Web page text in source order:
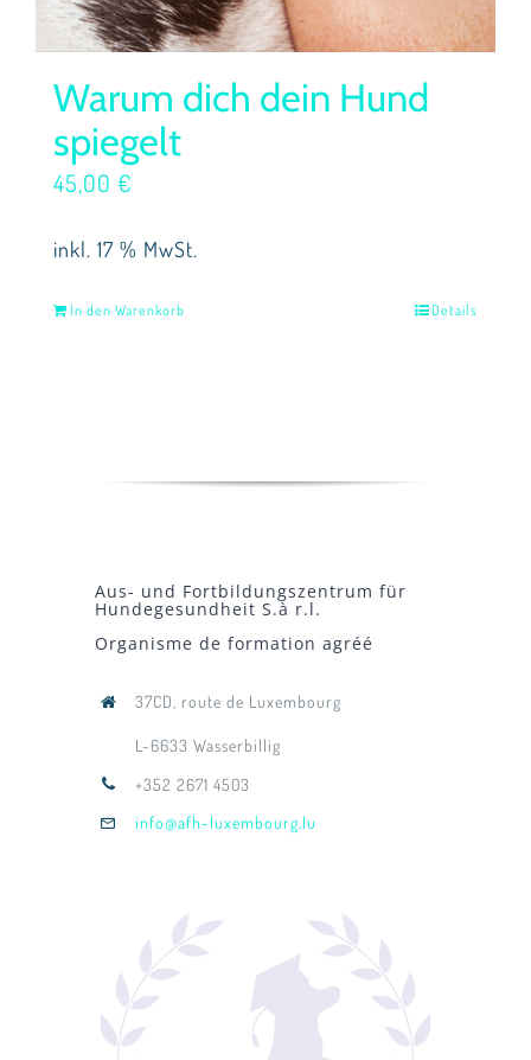
Warum dich dein Hund
spiegelt
45,00 €
inkl. 17 % MwSt.
In den Warenkorb Details
Aus- und Fortbildungszentrum für
Hundegesundheit S.à r.l.
Organisme de formation agréé
37CD, route de Luxembourg
L-6633 Wasserbillig
+352 2671 4503
info@afh-luxembourg.lu